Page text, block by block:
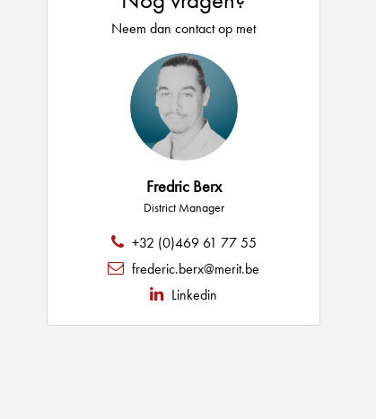
Neem dan contact op met
Fredric Berx
District Manager
+32 (0)469 61 77 55
frederic.berx@merit.be
Linkedin